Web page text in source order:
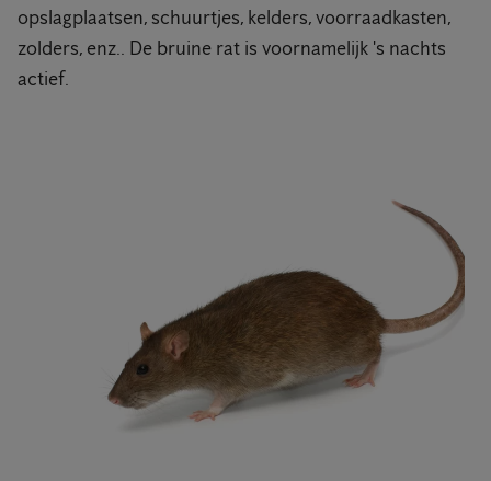
opslagplaatsen, schuurtjes, kelders, voorraadkasten,
zolders, enz.. De bruine rat is voornamelijk 's nachts
actief.